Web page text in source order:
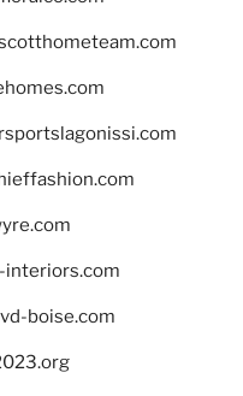
interiors.com
boise.com